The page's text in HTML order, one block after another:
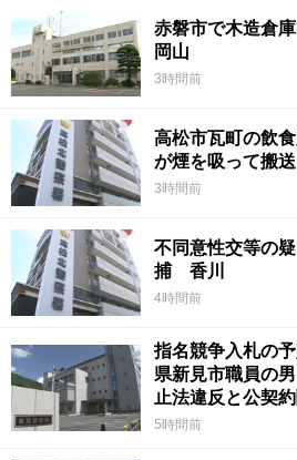
赤磐市で木造倉
岡山
3時間前
高松市瓦町の飲
が煙を吸って搬
3時間前
不同意性交等の
捕 香川
4時間前
指名競争入札の
県新見市職員の
止法違反と公契
い
5時間前